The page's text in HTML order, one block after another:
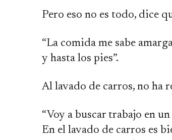
Pero eso no es todo, dice
“La comida me sabe
y hasta los pies”.
Al lavado de carros, no ha
“Voy a buscar trabajo en
En el lavado de carros es